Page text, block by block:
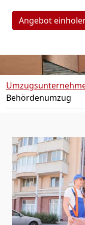
Angebot
Behördenumzug